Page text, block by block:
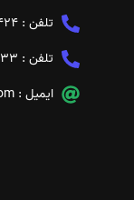
تلفن :
تلفن :
ایمیل :